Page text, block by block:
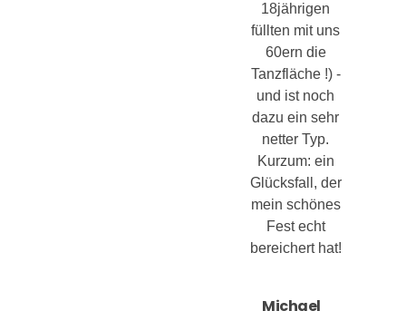
18jährigen
füllten mit uns
60ern die
Tanzfläche !) -
und ist noch
dazu ein sehr
netter Typ.
Kurzum: ein
Glücksfall, der
mein schönes
Fest echt
bereichert hat!
Michael